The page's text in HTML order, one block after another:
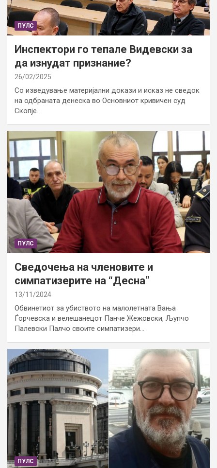
ПУЛС
Инспектори го тепале Видевски за
да изнудат признание?
26/02/2025
Со изведување материјални докази и исказ не сведок
на одбраната денеска во Основниот кривичен суд
Скопје…
ПУЛС
Сведочења на членовите и
симпатизерите на “Десна”
13/11/2024
Обвинетиот за убиството на малолетната Вања
Ѓорчевска и велешанецот Панче Жежовски, Љупчо
Палевски Палчо своите симпатизери…
ПУЛС